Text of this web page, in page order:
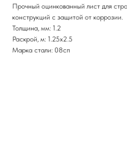
Прочный оцинкованный лист для
конструкций с защитой от коррозии.
Толщина, мм: 1.2
Раскрой, м: 1.25х2.5
Марка стали: 08сп